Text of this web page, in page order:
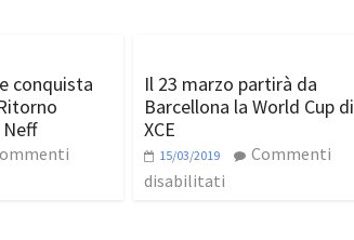
conquista
Il 23 marzo partirà da
Barcellona la World Cup di
XCE
15/03/2019
Commenti
disabilitati